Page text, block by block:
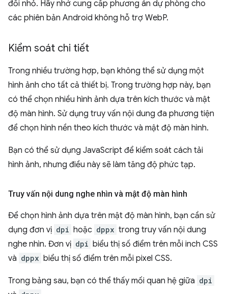
đối nhỏ. Hãy nhớ cung cấp phương án dự phòng cho
các phiên bản Android không hỗ trợ WebP.
Kiểm soát chi tiết
Trong nhiều trường hợp, bạn không thể sử dụng một
hình ảnh cho tất cả thiết bị. Trong trường hợp này, bạn
có thể chọn nhiều hình ảnh dựa trên kích thước và mật
độ màn hình. Sử dụng truy vấn nội dung đa phương tiện
để chọn hình nền theo kích thước và mật độ màn hình.
Bạn có thể sử dụng JavaScript để kiểm soát cách tải
hình ảnh, nhưng điều này sẽ làm tăng độ phức tạp.
Truy vấn nội dung nghe nhìn và mật độ màn hình
Để chọn hình ảnh dựa trên mật độ màn hình, bạn cần sử
dụng đơn vị dpi hoặc dppx trong truy vấn nội dung
nghe nhìn. Đơn vị dpi biểu thị số điểm trên mỗi inch CSS
và dppx biểu thị số điểm trên mỗi pixel CSS.
Trong bảng sau, bạn có thể thấy mối quan hệ giữa dpi